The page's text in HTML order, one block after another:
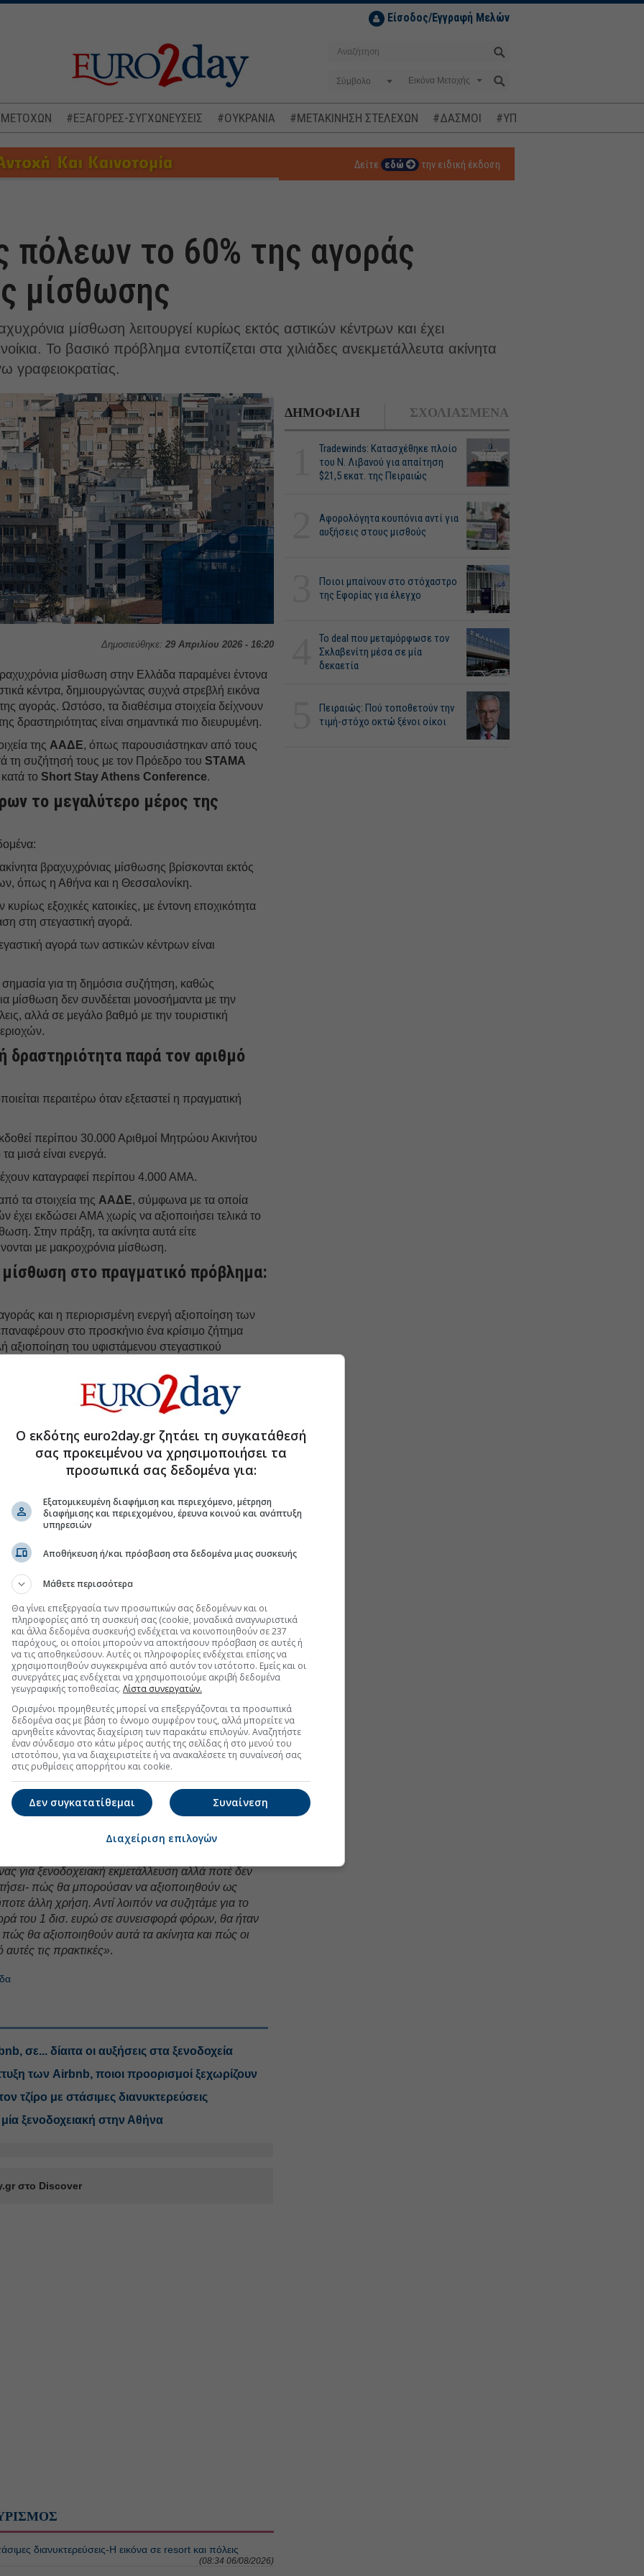
Είσοδος/Εγγραφή Μελών
Σύμβολο
ΜΕΤΟΧΩΝ #ΕΞΑΓΟΡΕΣ-ΣΥΓΧΩΝΕΥΣΕΙΣ #ΟΥΚΡΑΝΙΑ #ΜΕΤΑΚΙΝΗΣΗ ΣΤΕΛΕΧΩΝ #ΔΑΣΜΟΙ #ΥΠΟΚΛΟΠΕΣ
Δείτε εδώ την ειδική έκδοση
πόλεων το 60% της αγοράς
μίσθωσης
μίσθωση λειτουργεί κυρίως εκτός αστικών κέντρων και έχει
Το βασικό πρόβλημα εντοπίζεται στα χιλιάδες ανεκμετάλλευτα ακίνητα
γραφειοκρατίας.
Δημοσιεύθηκε: 29 Απριλίου 2026 - 16:20
μίσθωση στην Ελλάδα παραμένει έντονα
κέντρα, δημιουργώντας συχνά στρεβλή εικόνα
αγοράς. Ωστόσο, τα διαθέσιμα στοιχεία δείχνουν
δραστηριότητας είναι σημαντικά πιο διευρυμένη.
της ΑΑΔΕ, όπως παρουσιάστηκαν από τους
τη συζήτησή τους με τον Πρόεδρο του STAMA
κατά το Short Stay Athens Conference.
το μεγαλύτερο μέρος της
βραχυχρόνιας μίσθωσης βρίσκονται εκτός
όπως η Αθήνα και η Θεσσαλονίκη.
εξοχικές κατοικίες, με έντονη εποχικότητα
στη στεγαστική αγορά.
αγορά των αστικών κέντρων είναι
σημασία για τη δημόσια συζήτηση, καθώς
μίσθωση δεν συνδέεται μονοσήμαντα με την
αλλά σε μεγάλο βαθμό με την τουριστική
δραστηριότητα παρά τον αριθμό
περαιτέρω όταν εξεταστεί η πραγματική
περίπου 30.000 Αριθμοί Μητρώου Ακινήτου
μισά είναι ενεργά.
καταγραφεί περίπου 4.000 ΑΜΑ.
τα στοιχεία της ΑΑΔΕ, σύμφωνα με τα οποία
έχει εκδώσει ΑΜΑ χωρίς να αξιοποιήσει τελικά το
Στην πράξη, τα ακίνητα αυτά είτε
με μακροχρόνια μίσθωση.
στο πραγματικό πρόβλημα:
και η περιορισμένη ενεργή αξιοποίηση των
στο προσκήνιο ένα κρίσιμο ζήτημα
αξιοποίηση του υφιστάμενου στεγαστικού
Google Discover!
εξελίξεις με την υπογραφη εγκυρότητας του Euro2day.gr
FOLLOW US
του Stama Greece,Βασίλης Αργυράκης:
του, οι τράπεζες και οι διαχειριστές δανείων
προερχόμενα από αποποιήσεις κληρονομιών
υπερδιπλάσιο από τον συνολικό αριθμό ακινήτων
βραχυχρόνια μίσθωση», αναφέρει και εξηγεί:
αναξιοποίητα, λόγω των πολύπλοκων διαδικασιών
να βρεθεί τρόπος να ξεπεραστούν οι
που αποτελούν τροχοπέδη στη γρήγορη
προσφορά κατοικίας.
και την Ελλάδα, συμφωνούν ότι το κράτος πρέπει
για να ενδυναμώσει την προσφορά και να
Η Ελλάδα, σε αντίθεση με όλη την Ευρώπη, έχει
τις500.000,το οποίο όμως παραμένει
και διαβάζουμε συνεχώς προτάσεις
μιας διαρκώς αναπτυσσόμενης αγοράς, δεν
των κλειστών κτιρίων στο κέντρο της
χρόνια και τα οποία ούτως ή άλλως δεν
της έχουν μισθώσει όλα τα ακίνητα που
για ξενοδοχειακή εκμετάλλευση αλλά ποτέ δεν
πώς θα μπορούσαν να αξιοποιηθούν ως
άλλη χρήση. Αντί λοιπόν να συζητάμε για το
του 1 δισ. ευρώ σε συνεισφορά φόρων, θα ήταν
θα αξιοποιηθούν αυτά τα ακίνητα και πώς οι
τις πρακτικές».
σε... δίαιτα οι αυξήσεις στα ξενοδοχεία
των Airbnb, ποιοι προορισμοί ξεχωρίζουν
τζίρο με στάσιμες διανυκτερεύσεις
ξενοδοχειακή στην Αθήνα
στο Discover
ΔΗΜΟΦΙΛΗ ΣΧΟΛΙΑΣΜΕΝΑ
Tradewinds: Κατασχέθηκε πλοίο
του Ν. Λιβανού για απαίτηση
$21,5 εκατ. της Πειραιώς
Αφορολόγητα κουπόνια αντί για
αυξήσεις στους μισθούς
Ποιοι μπαίνουν στο στόχαστρο
της Εφορίας για έλεγχο
Το deal που μεταμόρφωσε τον
Σκλαβενίτη μέσα σε μία
δεκαετία
Πειραιώς: Πού τοποθετούν την
τιμή-στόχο οκτώ ξένοι οίκοι
διανυκτερεύσεις-Η εικόνα σε resort και πόλεις
(08:34 06/08/2026)
Ο εκδότης euro2day.gr ζητάει τη συγκατάθεσή
σας προκειμένου να χρησιμοποιήσει τα
προσωπικά σας δεδομένα για:
Εξατομικευμένη διαφήμιση και περιεχόμενο, μέτρηση
διαφήμισης και περιεχομένου, έρευνα κοινού και ανάπτυξη
υπηρεσιών
Αποθήκευση ή/και πρόσβαση στα δεδομένα μιας συσκευής
Μάθετε περισσότερα
Θα γίνει επεξεργασία των προσωπικών σας δεδομένων και οι
πληροφορίες από τη συσκευή σας (cookie, μοναδικά αναγνωριστικά
και άλλα δεδομένα συσκευής) ενδέχεται να κοινοποιηθούν σε 237
παρόχους, οι οποίοι μπορούν να αποκτήσουν πρόσβαση σε αυτές ή
να τις αποθηκεύσουν. Αυτές οι πληροφορίες ενδέχεται επίσης να
χρησιμοποιηθούν συγκεκριμένα από αυτόν τον ιστότοπο. Εμείς και οι
συνεργάτες μας ενδέχεται να χρησιμοποιούμε ακριβή δεδομένα
γεωγραφικής τοποθεσίας. Λίστα συνεργατών.
Ορισμένοι προμηθευτές μπορεί να επεξεργάζονται τα προσωπικά
δεδομένα σας με βάση το έννομο συμφέρον τους, αλλά μπορείτε να
αρνηθείτε κάνοντας διαχείριση των παρακάτω επιλογών. Αναζητήστε
έναν σύνδεσμο στο κάτω μέρος αυτής της σελίδας ή στο μενού του
ιστοτόπου, για να διαχειριστείτε ή να ανακαλέσετε τη συναίνεσή σας
στις ρυθμίσεις απορρήτου και cookie.
Συναίνεση
Δεν συγκατατίθεμαι
Διαχείριση επιλογών